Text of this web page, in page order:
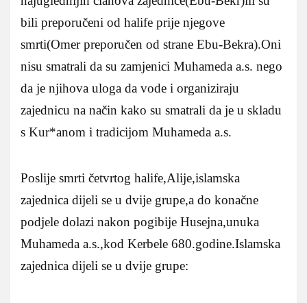
bili preporučeni od halife prije njegove
smrti(Omer preporučen od strane Ebu-Bekra).Oni
nisu smatrali da su zamjenici Muhameda a.s. nego
da je njihova uloga da vode i organiziraju
zajednicu na način kako su smatrali da je u skladu
s Kur*anom i tradicijom Muhameda a.s.
Poslije smrti četvrtog halife,Alije,islamska
zajednica dijeli se u dvije grupe,a do konačne
podjele dolazi nakon pogibije Husejna,unuka
Muhameda a.s.,kod Kerbele 680.godine.Islamska
zajednica dijeli se u dvije grupe: